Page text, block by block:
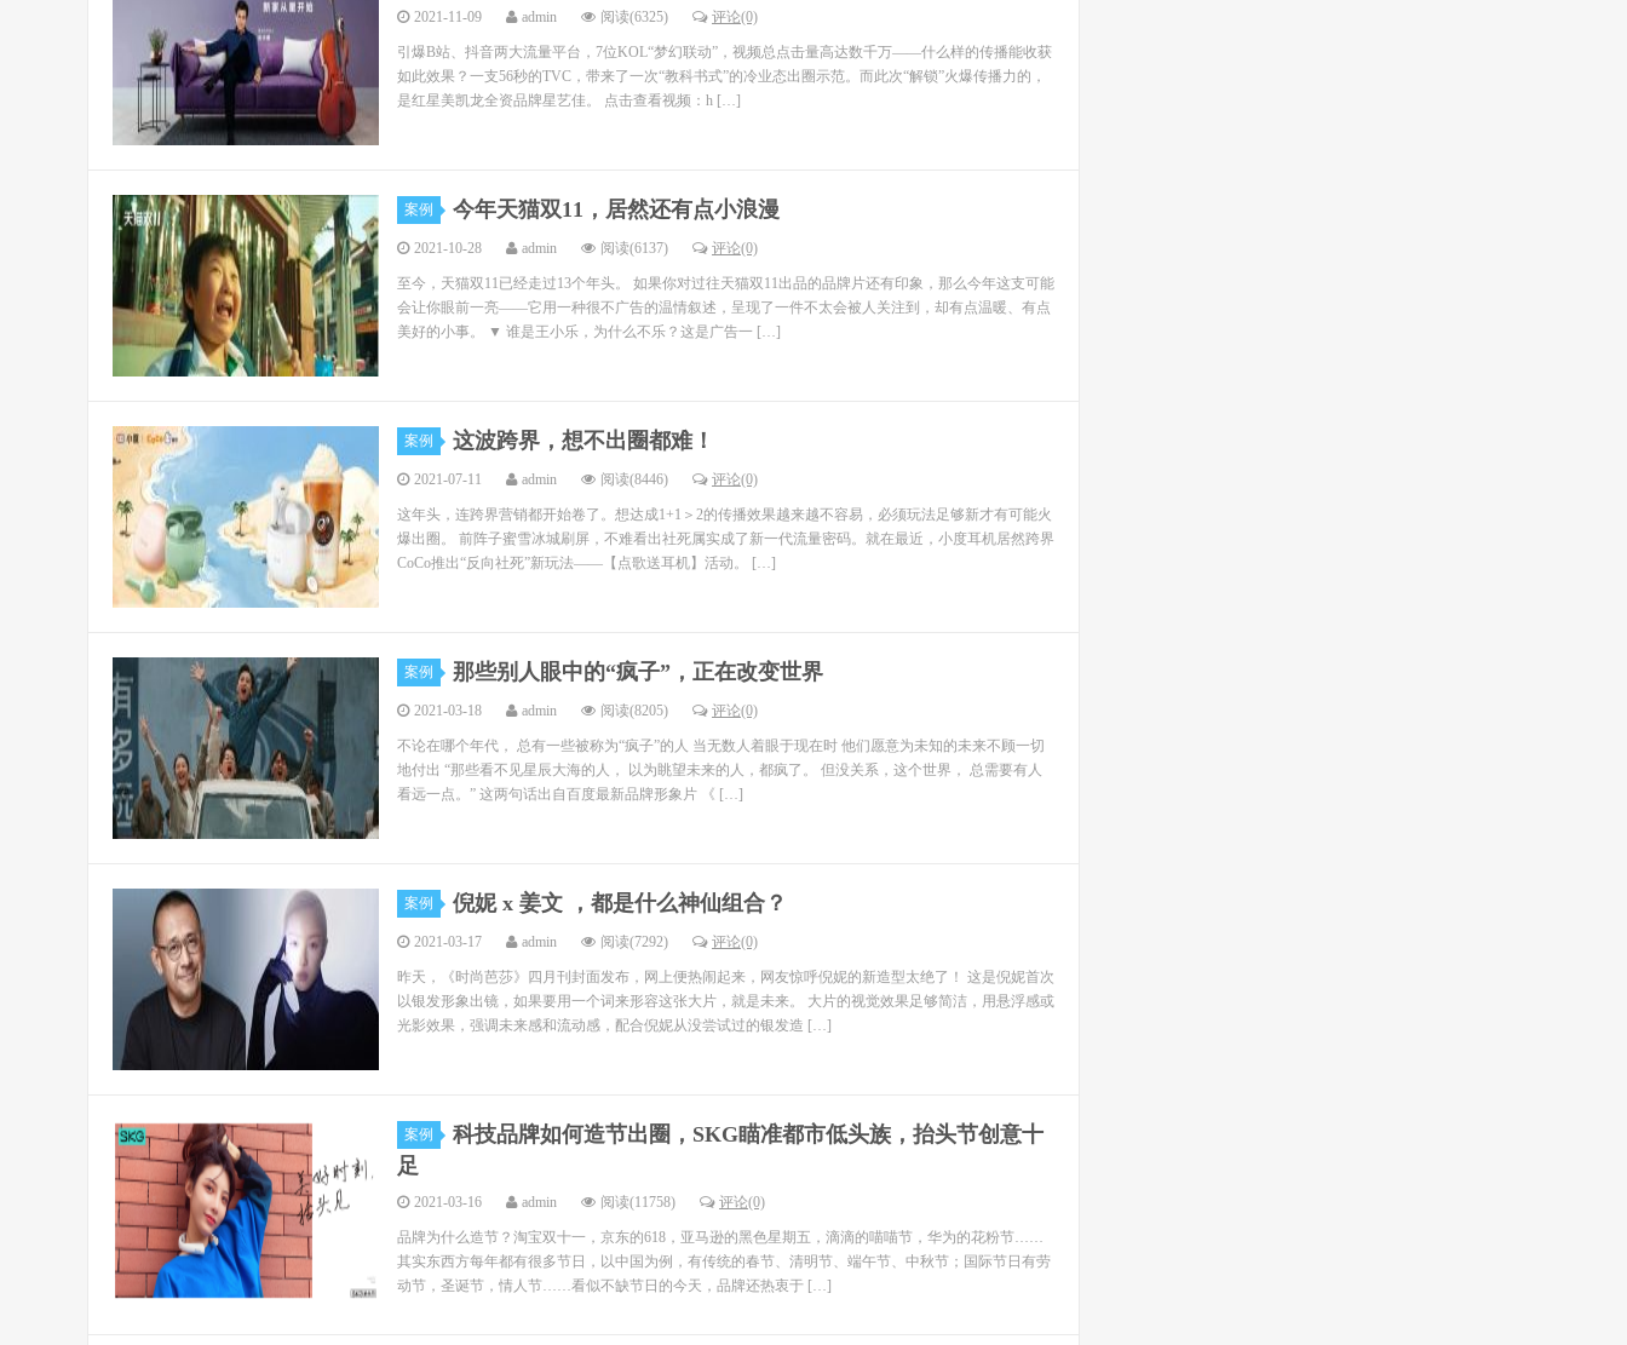
2021-11-09 admin 阅读(6325) 评论(0)
引爆B站、抖音两大流量平台，7位KOL“梦幻联动”，视频总点击量高达数千万——什么样的传播能收获
如此效果？一支56秒的TVC，带来了一次“教科书式”的冷业态出圈示范。而此次“解锁”火爆传播力的，
是红星美凯龙全资品牌星艺佳。 点击查看视频：h […]
案例 今年天猫双11，居然还有点小浪漫
2021-10-28 admin 阅读(6137) 评论(0)
至今，天猫双11已经走过13个年头。 如果你对过往天猫双11出品的品牌片还有印象，那么今年这支可能
会让你眼前一亮——它用一种很不广告的温情叙述，呈现了一件不太会被人关注到，却有点温暖、有点
美好的小事。 ▼ 谁是王小乐，为什么不乐？这是广告一 […]
案例 这波跨界，想不出圈都难！
2021-07-11 admin 阅读(8446) 评论(0)
这年头，连跨界营销都开始卷了。想达成1+1＞2的传播效果越来越不容易，必须玩法足够新才有可能火
爆出圈。 前阵子蜜雪冰城刷屏，不难看出社死属实成了新一代流量密码。就在最近，小度耳机居然跨界
CoCo推出“反向社死”新玩法——【点歌送耳机】活动。 […]
案例 那些别人眼中的“疯子”，正在改变世界
2021-03-18 admin 阅读(8205) 评论(0)
不论在哪个年代， 总有一些被称为“疯子”的人 当无数人着眼于现在时 他们愿意为未知的未来不顾一切
地付出 “那些看不见星辰大海的人， 以为眺望未来的人，都疯了。 但没关系，这个世界， 总需要有人
看远一点。” 这两句话出自百度最新品牌形象片 《 […]
案例 倪妮 x 姜文 ，都是什么神仙组合？
2021-03-17 admin 阅读(7292) 评论(0)
昨天，《时尚芭莎》四月刊封面发布，网上便热闹起来，网友惊呼倪妮的新造型太绝了！ 这是倪妮首次
以银发形象出镜，如果要用一个词来形容这张大片，就是未来。 大片的视觉效果足够简洁，用悬浮感或
光影效果，强调未来感和流动感，配合倪妮从没尝试过的银发造 […]
案例
科技品牌如何造节出圈，SKG瞄准都市低头族，抬头节创意十
足
2021-03-16 admin 阅读(11758) 评论(0)
品牌为什么造节？淘宝双十一，京东的618，亚马逊的黑色星期五，滴滴的喵喵节，华为的花粉节……
其实东西方每年都有很多节日，以中国为例，有传统的春节、清明节、端午节、中秋节；国际节日有劳
动节，圣诞节，情人节……看似不缺节日的今天，品牌还热衷于 […]